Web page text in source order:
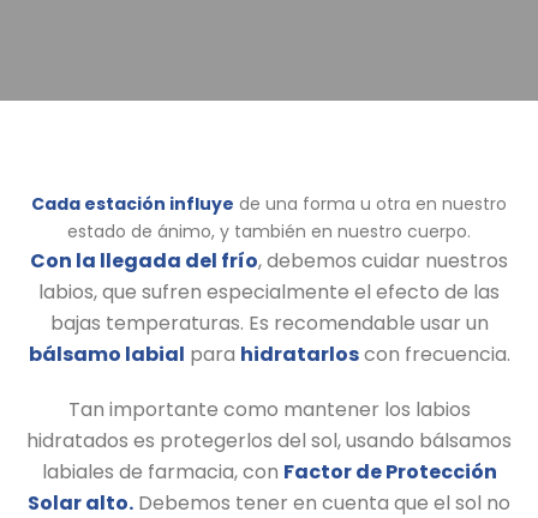
Cada estación influye de una forma u otra en nuestro
estado de ánimo, y también en nuestro cuerpo.
Con la llegada del frío, debemos cuidar nuestros
labios, que sufren especialmente el efecto de las
bajas temperaturas. Es recomendable usar un
bálsamo labial para hidratarloscon frecuencia.
Tan importante como mantener los labios
hidratados es protegerlos del sol, usando bálsamos
labiales de farmacia, con Factor de Protección
Solar alto. Debemos tener en cuenta que el sol no